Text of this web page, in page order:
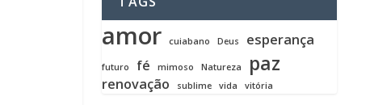
amor cuiabano Deus esperança
futuro fé mimoso Natureza paz
renovação sublime vida vitória